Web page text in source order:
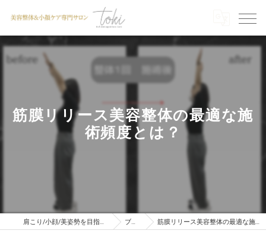
筋膜リリース美容整体の最適な施
術頻度とは？
肩こり/小顔/美姿勢を目指すならTOKI ブログ 筋膜リリース美容整体の最適な施術頻度とは？